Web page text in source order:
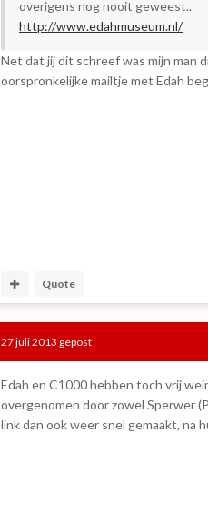
overigens nog nooit geweest..
http://www.edahmuseum.nl/
Net dat jij dit schreef was mijn man
oorspronkelijke mailtje met Edah
Quote
27 juli 2013 gepost
Edah en C1000 hebben toch vrij
overgenomen door zowel Sperwer
link dan ook weer snel gemaakt, na